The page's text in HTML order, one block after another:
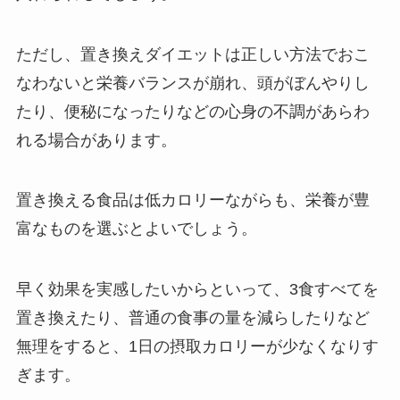
ただし、置き換えダイエットは正しい方法でおこ
なわないと栄養バランスが崩れ、頭がぼんやりし
たり、便秘になったりなどの心身の不調があらわ
れる場合があります。
置き換える食品は低カロリーながらも、栄養が豊
富なものを選ぶとよいでしょう。
早く効果を実感したいからといって、3食すべてを
置き換えたり、普通の食事の量を減らしたりなど
無理をすると、1日の摂取カロリーが少なくなりす
ぎます。